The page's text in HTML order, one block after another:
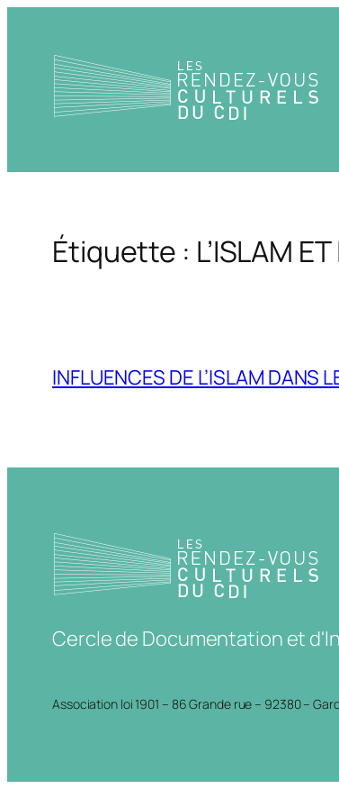
contenu
Étiquette : L’ISLAM
INFLUENCES DE L’ISLAM DANS
Cercle de Documentation et
Association loi 1901 – 86 Grande rue – 92380 –